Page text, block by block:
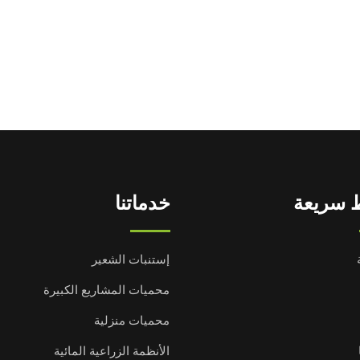
سريعة خدماتنا
إستنبات الشعير
محميات المشاريع الكبيرة
محميات منزلية
الأنظمة الزراعية المائية